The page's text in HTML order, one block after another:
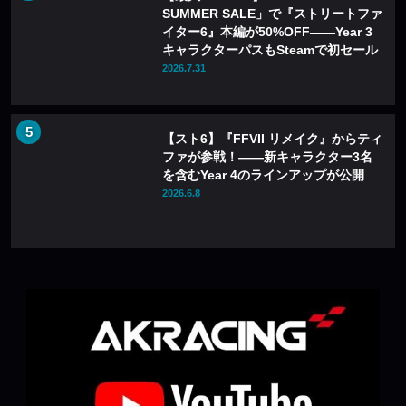
SUMMER SALE」で『ストリートファ
イター6』本編が50%OFF——Year 3
キャラクターパスもSteamで初セール
2026.7.31
【スト6】『FFVII リメイク』からティ
ファが参戦！――新キャラクター3名
を含むYear 4のラインアップが公開
2026.6.8